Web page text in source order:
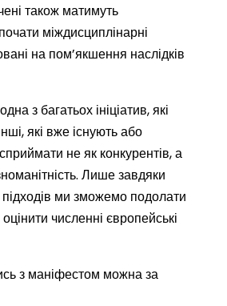
також матимуть
міждисциплінарні
на пом’якшення наслідків
з багатьох ініціатив, які
які вже існують або
не як конкурентів, а
Лише завдяки
підходів ми зможемо подолати
оцінити численні європейські
з маніфестом можна за